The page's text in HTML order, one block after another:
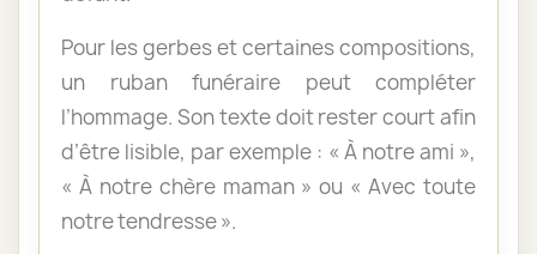
Pour les gerbes et certaines compositions,
un ruban funéraire peut compléter
l’hommage. Son texte doit rester court afin
d’être lisible, par exemple : « À notre ami »,
« À notre chère maman » ou « Avec toute
notre tendresse ».